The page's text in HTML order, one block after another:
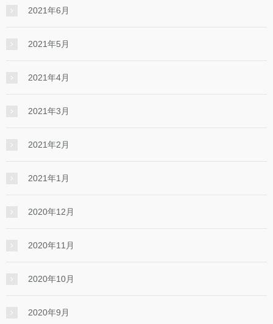
2021年6月
2021年5月
2021年4月
2021年3月
2021年2月
2021年1月
2020年12月
2020年11月
2020年10月
2020年9月